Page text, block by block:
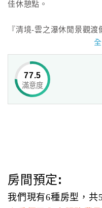
佳休憩點。
『清境-雲之瀑休閒景觀
及名師掌廚供應各式中式
另設有大型會議廳，提供
而景觀露天咖啡區給您最
享受滿天星斗帶給您的視
77.5
滿意度
房間預定:
我們現有6種房型，共